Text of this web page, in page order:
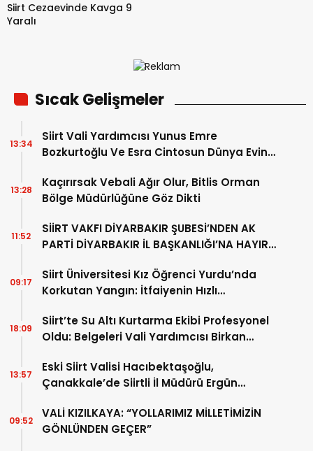
Siirt Cezaevinde Kavga 9
Yaralı
Sıcak Gelişmeler
Siirt Vali Yardımcısı Yunus Emre
Bozkurtoğlu Ve Esra Cintosun Dünya Evine
13:34
Kaçırırsak Vebali Ağır Olur, Bitlis Orman
Bölge Müdürlüğüne Göz Dikti
13:28
SİİRT VAKFI DİYARBAKIR ŞUBESİ’NDEN AK
PARTİ DİYARBAKIR İL BAŞKANLIĞI’NA HAYIRLI
11:52
Siirt Üniversitesi Kız Öğrenci Yurdu’nda
Korkutan Yangın: İtfaiyenin Hızlı
09:17
Siirt’te Su Altı Kurtarma Ekibi Profesyonel
Oldu: Belgeleri Vali Yardımcısı Birkan
18:09
Eski Siirt Valisi Hacıbektaşoğlu,
Çanakkale’de Siirtli İl Müdürü Ergün
13:57
VALİ KIZILKAYA: “YOLLARIMIZ MİLLETİMİZİN
GÖNLÜNDEN GEÇER”
09:52